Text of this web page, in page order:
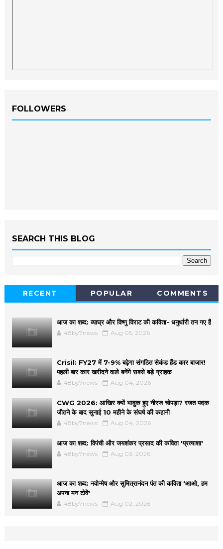
FOLLOWERS
SEARCH THIS BLOG
RECENT POPULAR COMMENTS
आज का शब्द: व्याघ्र और विष्णु विराट की कविता- धनुर्धारी तन गए हैं
48by7news Aug 05, 2026
Crisil: FY27 में 7-9% बढ़ेगा संगठित सेकंड हैंड कार बाजार!
पहली बार कार खरीदने वाले बनेंगे सबसे बड़े ग्राहक
48by7news Aug 04, 2026
CWG 2026: आखिर क्यों भावुक हुए नीरज चोपड़ा? रजत पदक
जीतने के बाद सुनाई 10 महीने के संघर्ष की कहानी
48by7news Aug 04, 2026
आज का शब्द: विपंची और जयशंकर प्रसाद की कविता 'प्रत्याशा'
48by7news Aug 03, 2026
आज का शब्द: नवोन्मेष और सुमित्रानंदन पंत की कविता 'आओ, हम
अपना मन टोवें'
48by7news Aug 02, 2026